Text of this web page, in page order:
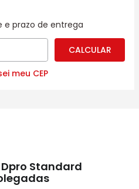
e prazo de entrega
meu CEP
Standard